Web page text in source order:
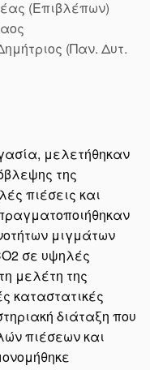
(Επιβλέπων)
(Παν. Δυτ.
μελετήθηκαν
της
πιέσεις και
μιγμάτων
σε υψηλές
μελέτη της
καταστατικές
διάταξη που
πιέσεων και